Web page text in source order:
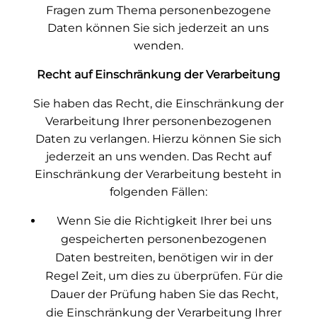
Fragen zum Thema personenbezogene
Daten können Sie sich jederzeit an uns
wenden.
Recht auf Einschränkung der Verarbeitung
Sie haben das Recht, die Einschränkung der
Verarbeitung Ihrer personenbezogenen
Daten zu verlangen. Hierzu können Sie sich
jederzeit an uns wenden. Das Recht auf
Einschränkung der Verarbeitung besteht in
folgenden Fällen:
Wenn Sie die Richtigkeit Ihrer bei uns
gespeicherten personenbezogenen
Daten bestreiten, benötigen wir in der
Regel Zeit, um dies zu überprüfen. Für die
Dauer der Prüfung haben Sie das Recht,
die Einschränkung der Verarbeitung Ihrer